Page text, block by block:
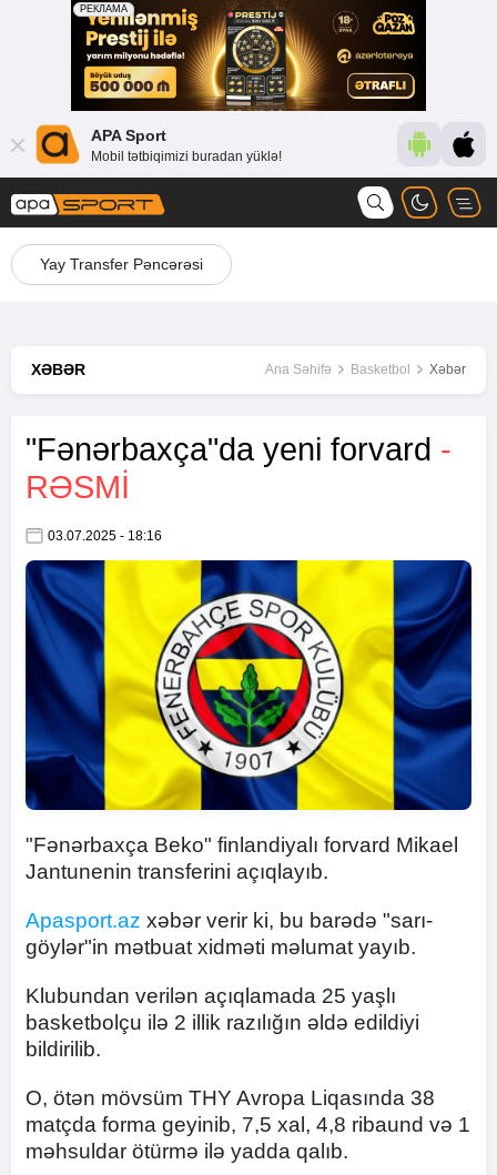
APA Sport
Mobil tətbiqimizi buradan yüklə!
Yay Transfer Pəncərəsi
XƏBƏR Ana Səhifə Basketbol Xəbər
"Fənərbaxça"da yeni forvard -
RƏSMI
03.07.2025 - 18:16
"Fənərbaxça Beko" finlandiyalı forvard Mikael
Jantunenin transferini açıqlayıb.
Apasport.az xəbər verir ki, bu barədə "sarı-
göylər"in mətbuat xidməti məlumat yayıb.
Klubundan verilən açıqlamada 25 yaşlı
basketbolçu ilə 2 illik razılığın əldə edildiyi
bildirilib.
O, ötən mövsüm THY Avropa Liqasında 38
matçda forma geyinib, 7,5 xal, 4,8 ribaund və 1
məhsuldar ötürmə ilə yadda qalıb.